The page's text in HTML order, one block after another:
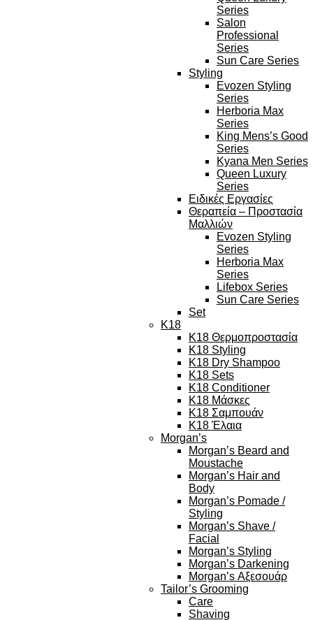
Series
Salon
Professional
Series
Sun Care Series
Styling
Evozen Styling
Series
Herboria Max
Series
King Mens’s Good
Series
Kyana Men Series
Queen Luxury
Series
Ειδικές Εργασίες
Θεραπεία – Προστασία
Μαλλιών
Evozen Styling
Series
Herboria Max
Series
Lifebox Series
Sun Care Series
Set
K18
K18 Θερμοπροστασία
K18 Styling
K18 Dry Shampoo
K18 Sets
K18 Conditioner
K18 Μάσκες
K18 Σαμπουάν
K18 Έλαια
Morgan’s
Morgan’s Beard and
Moustache
Morgan’s Hair and
Body
Morgan’s Pomade /
Styling
Morgan’s Shave /
Facial
Morgan’s Styling
Morgan’s Darkening
Morgan’s Αξεσουάρ
Tailor’s Grooming
Care
Shaving